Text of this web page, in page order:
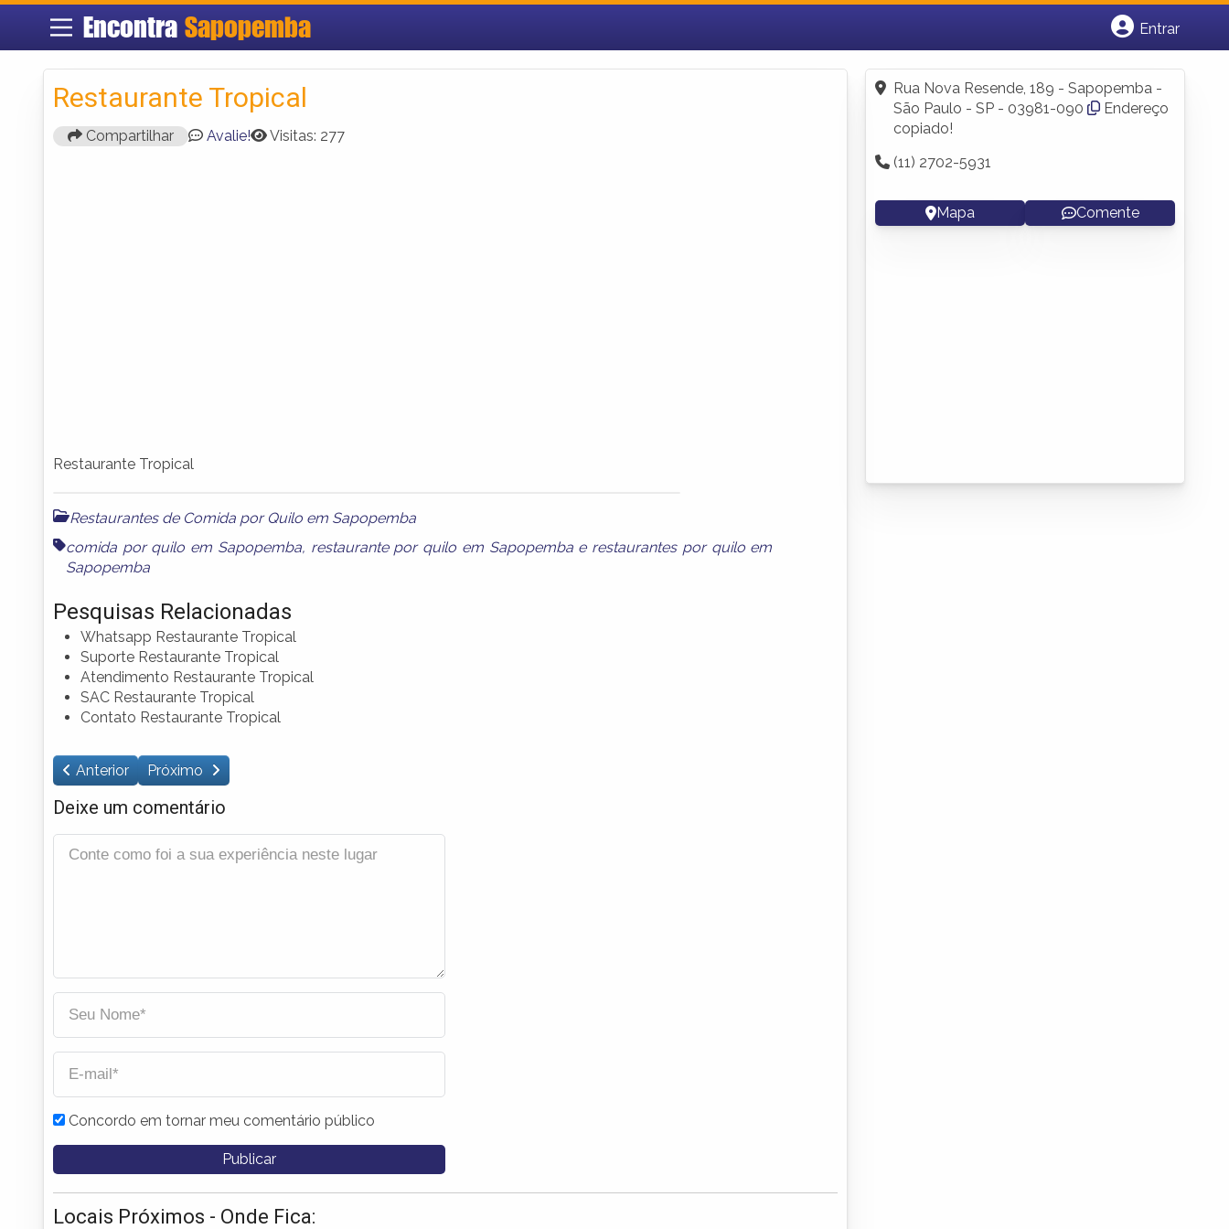
Encontra Sapopemba
Entrar
Fazer login
Criar conta
Restaurante Tropical
Compartilhar Avalie! Visitas: 277
Restaurante Tropical
Restaurantes de Comida por Quilo em Sapopemba
comida por quilo em Sapopemba, restaurante por quilo em Sapopembae restaurantes por quilo em
Sapopemba
Pesquisas Relacionadas
Whatsapp Restaurante Tropical
Suporte Restaurante Tropical
Atendimento Restaurante Tropical
SAC Restaurante Tropical
Contato Restaurante Tropical
Anterior Próximo
Deixe um comentário
Concordo em tornar meu comentário público
Locais Próximos - Onde Fica:
Rua Nova Resende, 189 - Sapopemba -
São Paulo - SP - 03981-090
Endereço
copiado!
(11) 2702-5931
Mapa Comente